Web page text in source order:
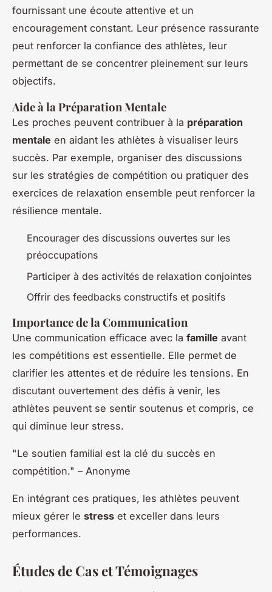
fournissant une écoute attentive et un
encouragement constant. Leur présence rassurante
peut renforcer la confiance des athlètes, leur
permettant de se concentrer pleinement sur leurs
objectifs.
Aide à la Préparation Mentale
Les proches peuvent contribuer à la préparation
mentale en aidant les athlètes à visualiser leurs
succès. Par exemple, organiser des discussions
sur les stratégies de compétition ou pratiquer des
exercices de relaxation ensemble peut renforcer la
résilience mentale.
Encourager des discussions ouvertes sur les
préoccupations
Participer à des activités de relaxation conjointes
Offrir des feedbacks constructifs et positifs
Importance de la Communication
Une communication efficace avec la famille avant
les compétitions est essentielle. Elle permet de
clarifier les attentes et de réduire les tensions. En
discutant ouvertement des défis à venir, les
athlètes peuvent se sentir soutenus et compris, ce
qui diminue leur stress.
"Le soutien familial est la clé du succès en
compétition." – Anonyme
En intégrant ces pratiques, les athlètes peuvent
mieux gérer le stress et exceller dans leurs
performances.
Études de Cas et Témoignages